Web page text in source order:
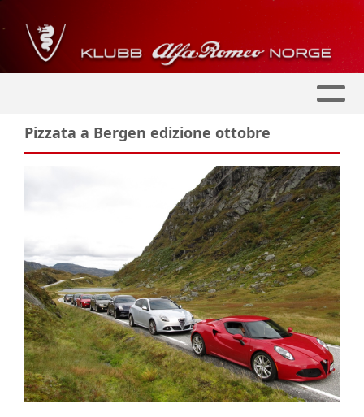
Pizzata a Bergen edizione ottobre